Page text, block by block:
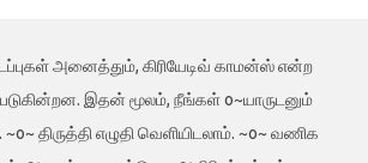
அனைத்தும், கிரியேடிவ் காமன்ஸ் என்ற
இதன் மூலம், நீங்கள் o~யாருடனும்
திருத்தி எழுதி வெளியிடலாம். ~o~ வணிக